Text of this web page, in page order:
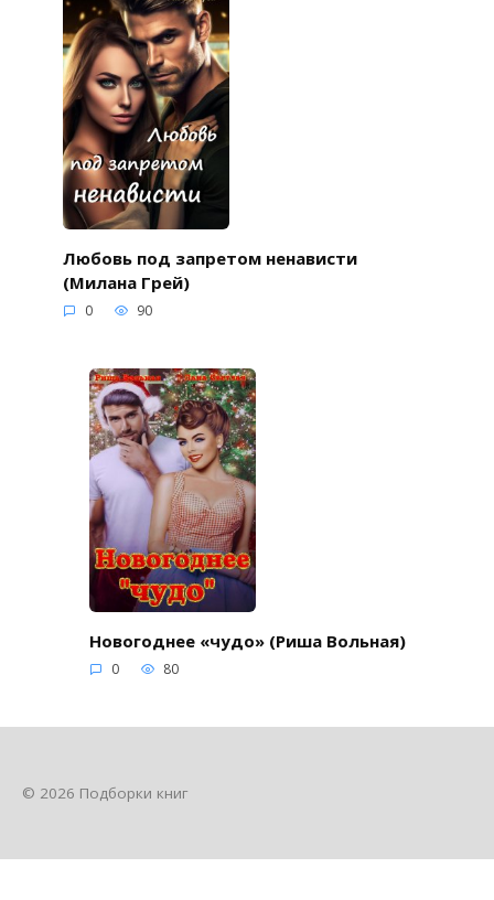
Любовь под запретом ненависти
(Милана Грей)
0 90
Новогоднее «чудо» (Риша Вольная)
0 80
© 2026 Подборки книг